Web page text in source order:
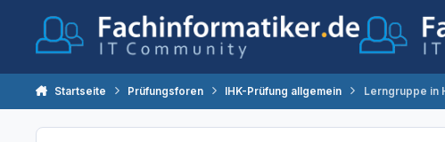
Startseite Prüfungsforen IHK-Prüfung allgemein Lerngruppe in